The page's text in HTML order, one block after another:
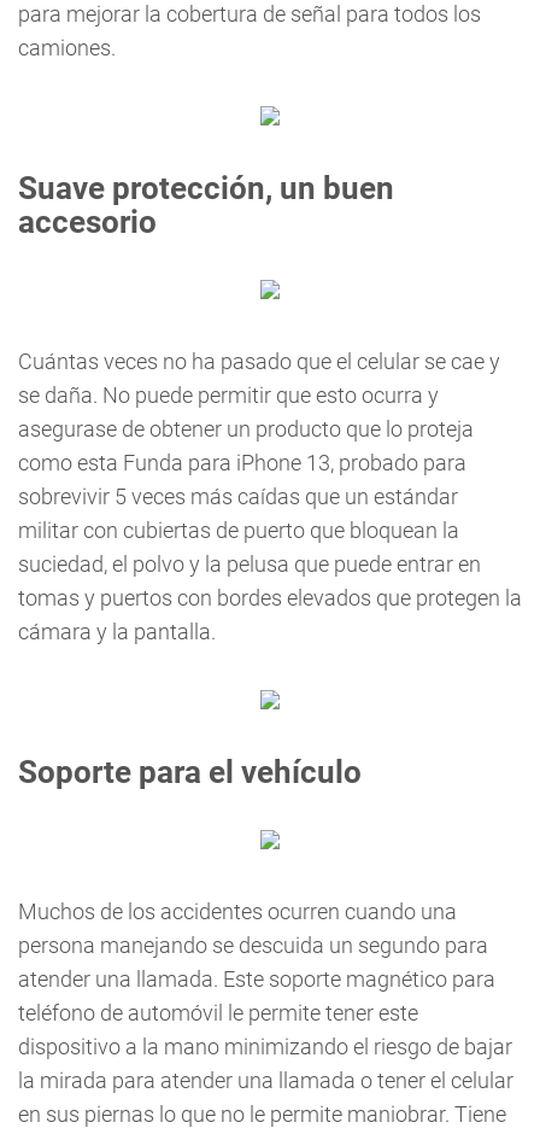
para mejorar la cobertura de señal para todos los
camiones.
Suave protección, un buen
accesorio
Cuántas veces no ha pasado que el celular se cae y
se daña. No puede permitir que esto ocurra y
asegurase de obtener un producto que lo proteja
como esta Funda para iPhone 13, probado para
sobrevivir 5 veces más caídas que un estándar
militar con cubiertas de puerto que bloquean la
suciedad, el polvo y la pelusa que puede entrar en
tomas y puertos con bordes elevados que protegen la
cámara y la pantalla.
Soporte para el vehículo
Muchos de los accidentes ocurren cuando una
persona manejando se descuida un segundo para
atender una llamada. Este soporte magnético para
teléfono de automóvil le permite tener este
dispositivo a la mano minimizando el riesgo de bajar
la mirada para atender una llamada o tener el celular
en sus piernas lo que no le permite maniobrar. Tiene